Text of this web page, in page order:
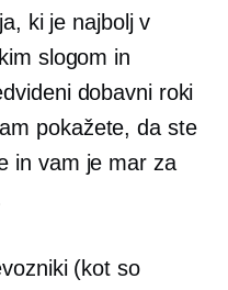
ki je najbolj v
slogom in
dobavni roki
pokažete, da ste
in vam je mar za
(kot so